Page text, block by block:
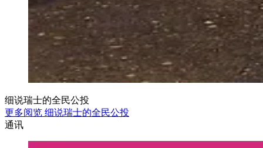
细说瑞士的全民公投
更多阅览 细说瑞士的全民公投
通讯